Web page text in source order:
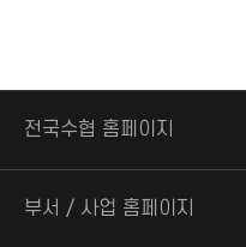
전국수협 홈페이지
부서 / 사업 홈페이지